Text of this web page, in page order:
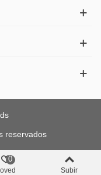
reservados
0
Subir